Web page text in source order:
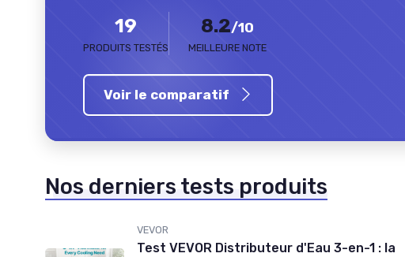
19
PRODUITS TESTÉS
8.2/10
MEILLEURE NOTE
Voir le comparatif
Nos derniers tests produits
VEVOR
Test VEVOR Distributeur d'Eau 3-en-1 : la